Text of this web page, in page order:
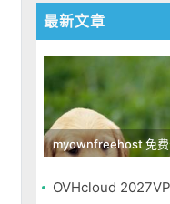
最新文章
OVHcloud